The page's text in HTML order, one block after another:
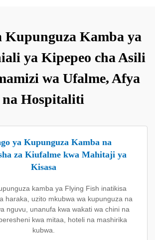
Kupunguza Kamba ya
ya Kipepeo cha Asili
wa Ufalme, Afya
na Hospitaliti
ya Kupunguza Kamba na
za Kiufalme kwa Mahitaji ya
Kisasa
kamba ya Flying Fish inatikisa
haraka, uzito mkubwa wa kupunguza na
nguvu, unanufa kwa wakati wa chini na
kwa mitaa, hoteli na mashirika
kubwa.